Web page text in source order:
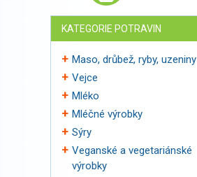
KATEGORIE POTRAVIN
Maso, drůbež, ryby, uzeniny
Vejce
Mléko
Mléčné výrobky
Sýry
Veganské a vegetariánské
výrobky